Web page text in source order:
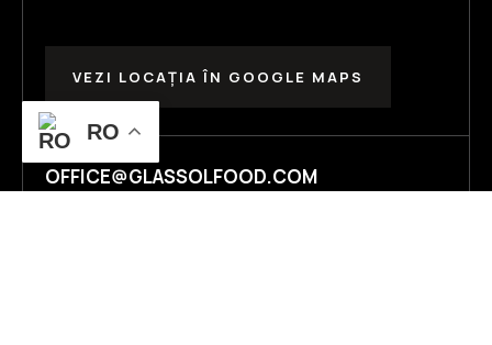
VEZI LOCAȚIA ÎN GOOGLE MAPS
OFFICE@GLASSOLFOOD.COM
RO